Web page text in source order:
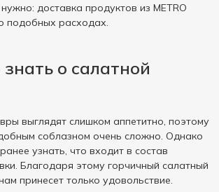
доставка продуктов из METRO
подобных расходах.
о салатной
выглядят слишком аппетитно, поэтому
соблазном очень сложно. Однако
узнать, что входит в состав
Благодаря этому горчичный салатный
принесет только удовольствие.